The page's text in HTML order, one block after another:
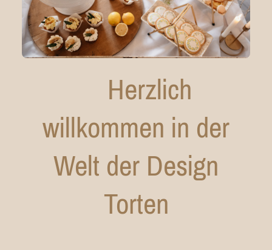
Herzlich
willkommen in der
Welt der Design
Torten